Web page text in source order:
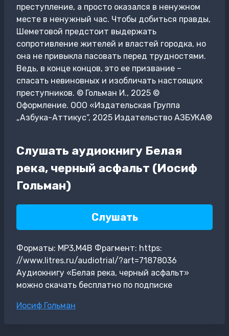
преступление, а просто оказался в ненужном
месте в ненужный час. Чтобы добиться правды,
Шеметовой предстоит выдержать
сопротивление жителей и властей городка, но
она не привыкла пасовать перед трудностями.
Ведь, в конце концов, это ее призвание –
спасать невиновных и изобличать настоящих
преступников. © Гольман И., 2025 ©
Оформление. ООО «Издательская Группа
„Азбука-Аттикус“, 2025 Издательство АЗБУКА®
Слушать аудиокнигу Белая
река, черный асфальт (Иосиф
Гольман)
Слушать
Форматы: MP3,M4B Фрагмент: https:
//www.litres.ru/audiotrial/?art=71878036
Аудиокнигу «Белая река, черный асфальт»
можно скачать бесплатно по подписке
Метки
Иосиф Гольман